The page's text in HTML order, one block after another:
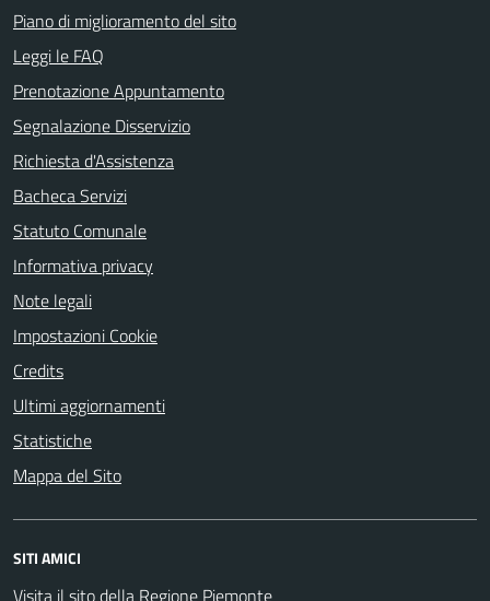
Piano di miglioramento del sito
Leggi le FAQ
Prenotazione Appuntamento
Segnalazione Disservizio
Richiesta d'Assistenza
Bacheca Servizi
Statuto Comunale
Informativa privacy
Note legali
Impostazioni Cookie
Credits
Ultimi aggiornamenti
Statistiche
Mappa del Sito
SITI AMICI
Visita il sito della Regione Piemonte